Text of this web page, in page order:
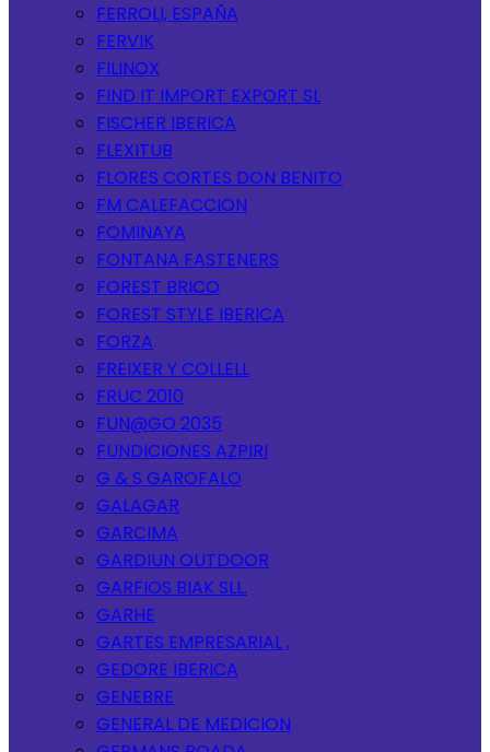
FERROLI, ESPAÑA
FERVIK
FILINOX
FIND IT IMPORT EXPORT SL
FISCHER IBERICA
FLEXITUB
FLORES CORTES DON BENITO
FM CALEFACCION
FOMINAYA
FONTANA FASTENERS
FOREST BRICO
FOREST STYLE IBERICA
FORZA
FREIXER Y COLLELL
FRUC 2010
FUN@GO 2035
FUNDICIONES AZPIRI
G & S GAROFALO
GALAGAR
GARCIMA
GARDIUN OUTDOOR
GARFIOS BIAK SLL.
GARHE
GARTES EMPRESARIAL ,
GEDORE IBERICA
GENEBRE
GENERAL DE MEDICION